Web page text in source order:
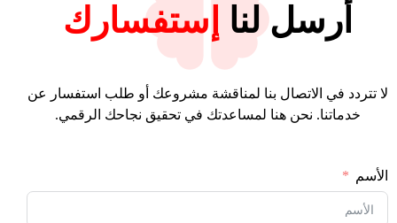
أرسل لنا إستفسارك
لا تتردد في الاتصال بنا لمناقشة مشروعك أو طلب استفسار عن
خدماتنا. نحن هنا لمساعدتك في تحقيق نجاحك الرقمي.
الأسم